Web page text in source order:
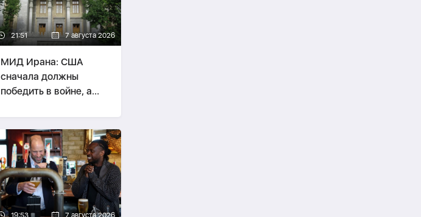
21:51 7 августа 2026
МИД Ирана: США
сначала должны
победить в войне, а
«трофеях» Ирана
19:53 7 августа 2026